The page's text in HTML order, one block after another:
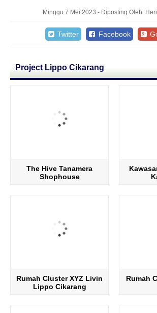
Minggu 7 Mei 2023 - Diposting Oleh:
Twitter Facebook
Project Lippo Cikarang
The Hive Tanamera
Shophouse
Rumah Cluster XYZ Livin
Lippo Cikarang
Rumah